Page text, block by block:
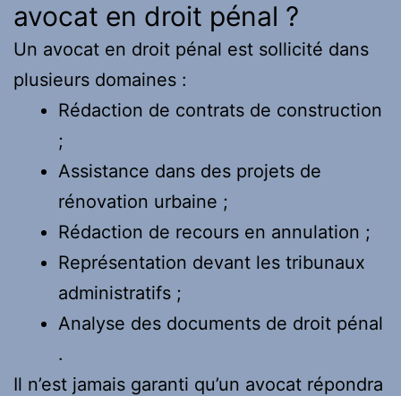
avocat en droit pénal ?
Un avocat en droit pénal est sollicité dans
plusieurs domaines :
Rédaction de contrats de construction
;
Assistance dans des projets de
rénovation urbaine ;
Rédaction de recours en annulation ;
Représentation devant les tribunaux
administratifs ;
Analyse des documents de droit pénal
.
Il n’est jamais garanti qu’un avocat répondra